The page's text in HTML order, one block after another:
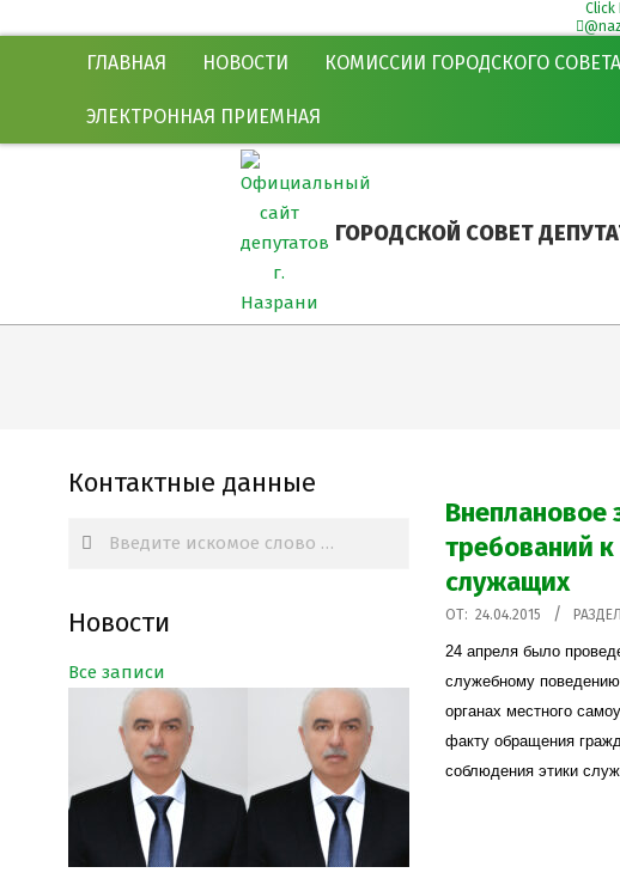
Click
Menu
ГЛАВНАЯ НОВОСТИ КОМИССИИ ГОРОДСКОГО СОВЕТА
ЭЛЕКТРОННАЯ ПРИЕМНАЯ
ГОРОДСКОЙ СОВЕТ
Внеплановое
требований
служащих
2015-
04-
ОТ: 24.04.2015
24 апреля было
служебному
органах местного
факту обращения
соблюдения этики
Контактные данные
Новости
Все записи